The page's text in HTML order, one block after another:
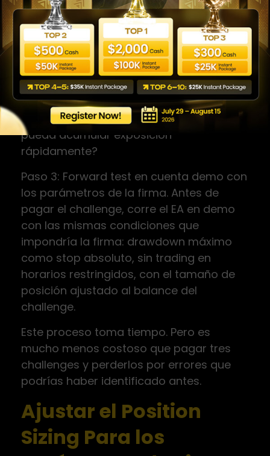
Paso 2: Comparación con las reglas de la
firma. Haz una checklist. ¿El drawdown
máximo del EA está por debajo del 70%
del límite de la firma? (El margen de
seguridad es importante.) ¿La duración
promedio de posiciones cumple el hold
time? ¿El EA opera durante noticias?
¿Tiene lógica de martingala o grid que
pueda acumular exposición
rápidamente?
Paso 3: Forward test en cuenta demo con
los parámetros de la firma. Antes de
pagar el challenge, corre el EA en demo
con las mismas condiciones que
impondría la firma: drawdown máximo
como stop absoluto, sin trading en
horarios restringidos, con el tamaño de
posición ajustado al balance del
challenge.
Este proceso toma tiempo. Pero es
mucho menos costoso que pagar tres
challenges y perderlos por errores que
podrías haber identificado antes.
Ajustar el Position
Sizing Para los